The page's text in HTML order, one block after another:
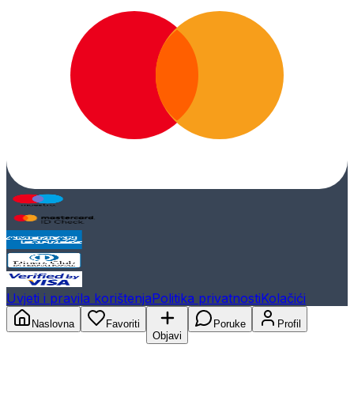
Uvjeti i pravila korištenjaPolitika privatnostiKolačići
Naslovna
Favoriti
Objavi
Poruke Profil